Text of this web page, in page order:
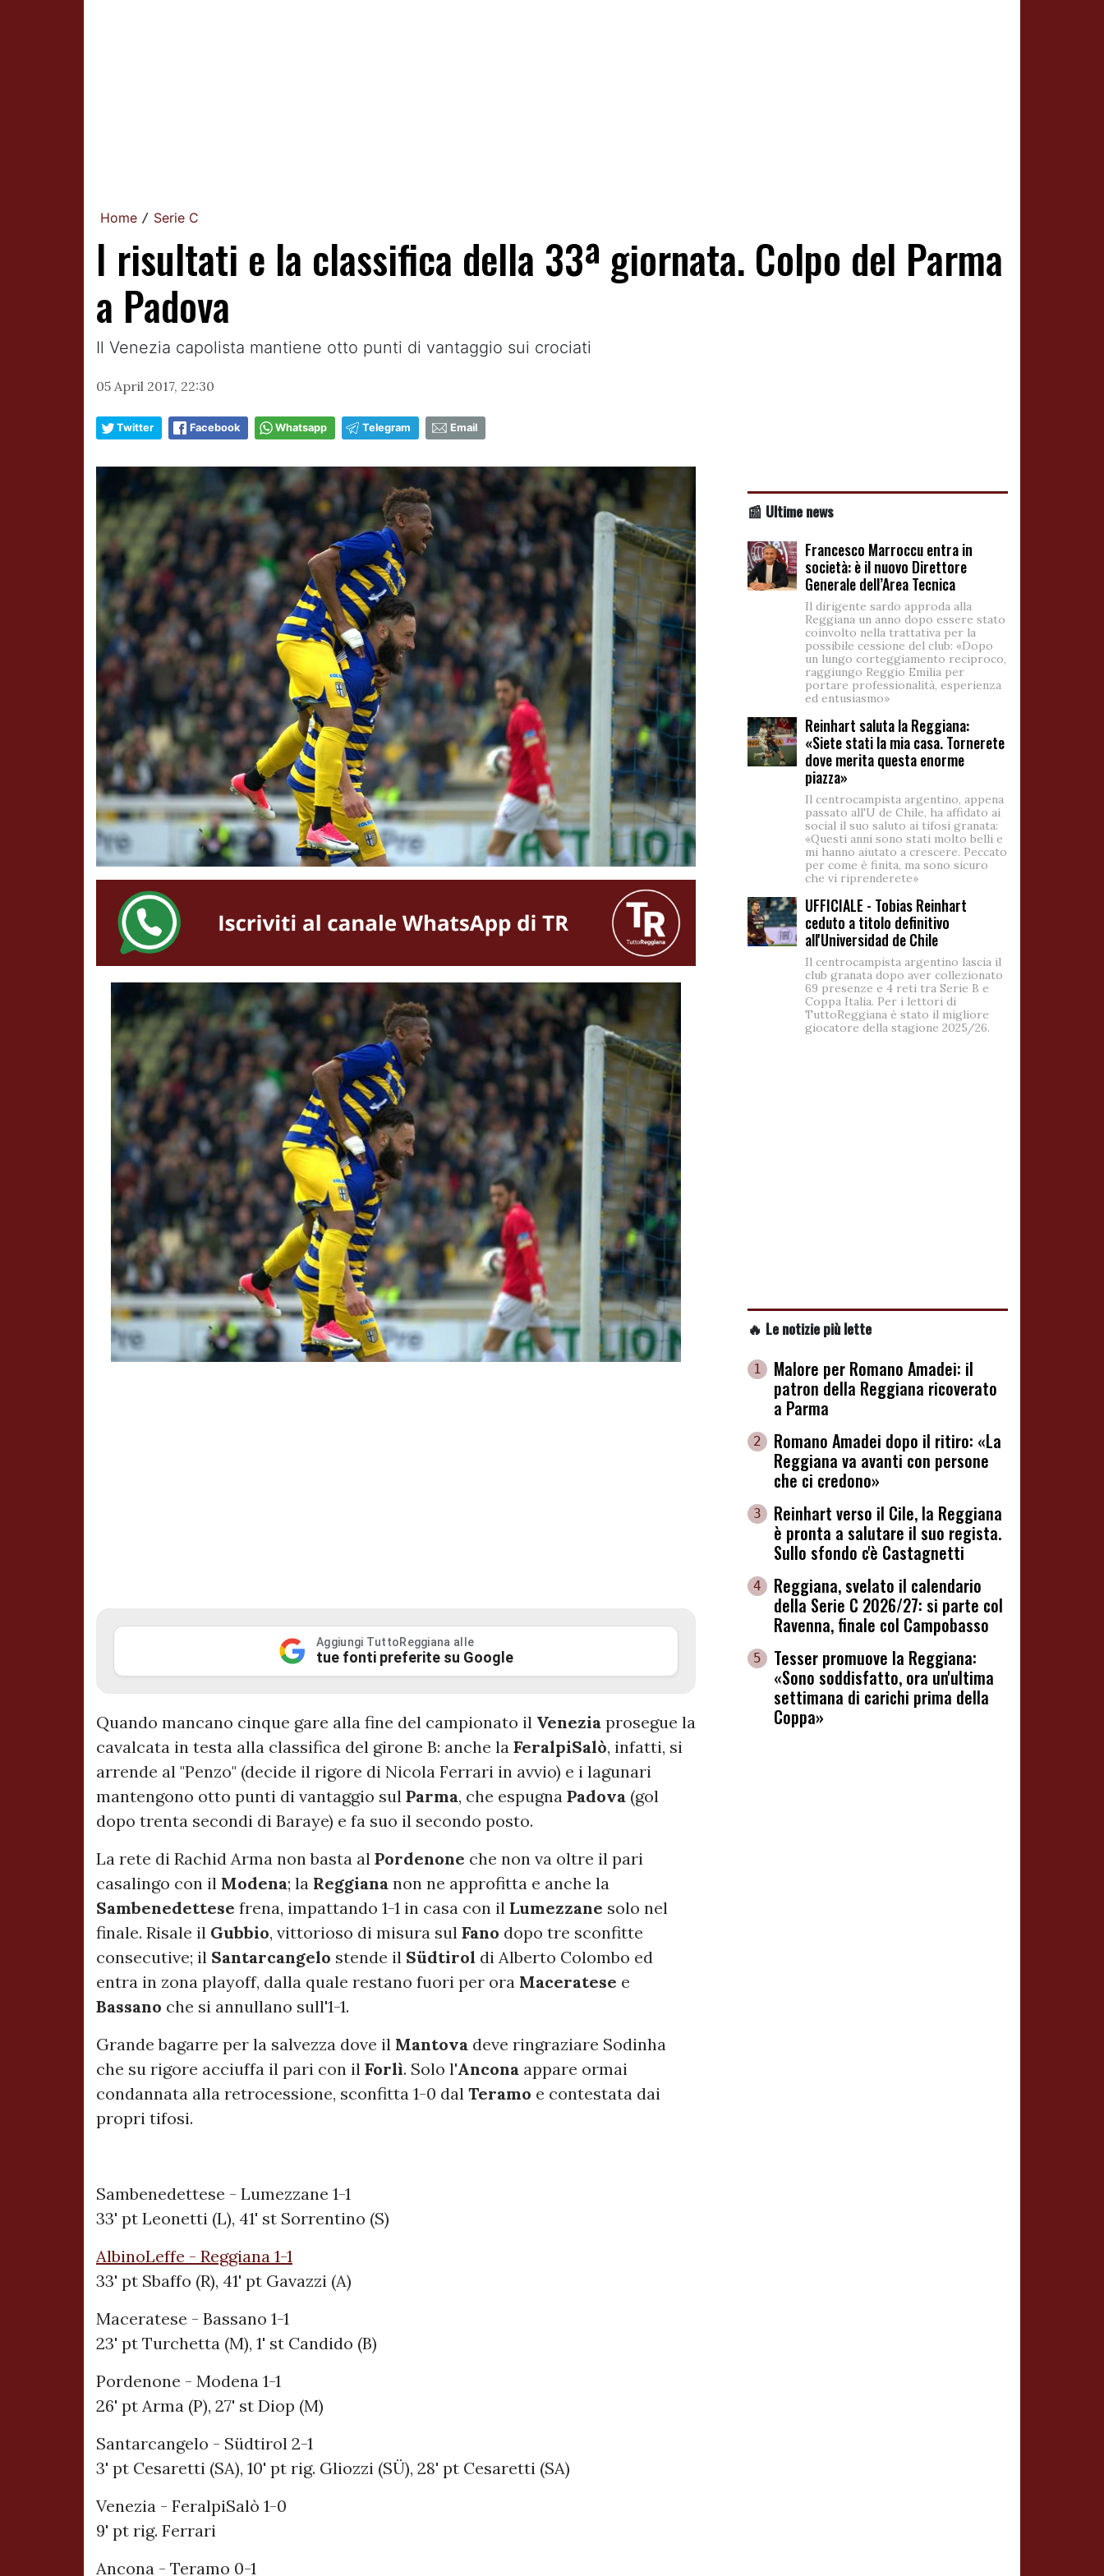
Home / Serie C
I risultati e la classifica della 33ª giornata. Colpo del Parma
a Padova
Il Venezia capolista mantiene otto punti di vantaggio sui crociati
05 April 2017, 22:30
Twitter Facebook Whatsapp Telegram Email
Aggiungi TuttoReggiana alle
tue fonti preferite su Google
Quando mancano cinque gare alla fine del campionato il Venezia prosegue la
cavalcata in testa alla classifica del girone B: anche la FeralpiSalò, infatti, si
arrende al "Penzo" (decide il rigore di Nicola Ferrari in avvio) e i lagunari
mantengono otto punti di vantaggio sul Parma, che espugna Padova (gol
dopo trenta secondi di Baraye) e fa suo il secondo posto.
La rete di Rachid Arma non basta al Pordenone che non va oltre il pari
casalingo con il Modena; la Reggiana non ne approfitta e anche la
Sambenedettese frena, impattando 1-1 in casa con il Lumezzane solo nel
finale. Risale il Gubbio, vittorioso di misura sul Fano dopo tre sconfitte
consecutive; il Santarcangelo stende il Südtirol di Alberto Colombo ed
entra in zona playoff, dalla quale restano fuori per ora Maceratese e
Bassano che si annullano sull'1-1.
Grande bagarre per la salvezza dove il Mantova deve ringraziare Sodinha
che su rigore acciuffa il pari con il Forlì. Solo l'Ancona appare ormai
condannata alla retrocessione, sconfitta 1-0 dal Teramo e contestata dai
propri tifosi.
Sambenedettese - Lumezzane 1-1
33' pt Leonetti (L), 41' st Sorrentino (S)
AlbinoLeffe - Reggiana 1-1
33' pt Sbaffo (R), 41' pt Gavazzi (A)
Maceratese - Bassano 1-1
23' pt Turchetta (M), 1' st Candido (B)
Pordenone - Modena 1-1
26' pt Arma (P), 27' st Diop (M)
Santarcangelo - Südtirol 2-1
3' pt Cesaretti (SA), 10' pt rig. Gliozzi (SÜ), 28' pt Cesaretti (SA)
Venezia - FeralpiSalò 1-0
9' pt rig. Ferrari
Ancona - Teramo 0-1
📰 Ultime news
Francesco Marroccu entra in
società: è il nuovo Direttore
Generale dell’Area Tecnica
Il dirigente sardo approda alla
Reggiana un anno dopo essere stato
coinvolto nella trattativa per la
possibile cessione del club: «Dopo
un lungo corteggiamento reciproco,
raggiungo Reggio Emilia per
portare professionalità, esperienza
ed entusiasmo»
Reinhart saluta la Reggiana:
«Siete stati la mia casa. Tornerete
dove merita questa enorme
piazza»
Il centrocampista argentino, appena
passato all'U de Chile, ha affidato ai
social il suo saluto ai tifosi granata:
«Questi anni sono stati molto belli e
mi hanno aiutato a crescere. Peccato
per come è finita, ma sono sicuro
che vi riprenderete»
UFFICIALE - Tobias Reinhart
ceduto a titolo definitivo
all'Universidad de Chile
Il centrocampista argentino lascia il
club granata dopo aver collezionato
69 presenze e 4 reti tra Serie B e
Coppa Italia. Per i lettori di
TuttoReggiana è stato il migliore
giocatore della stagione 2025/26.
🔥 Le notizie più lette
1
Malore per Romano Amadei: il
patron della Reggiana ricoverato
a Parma
2
Romano Amadei dopo il ritiro: «La
Reggiana va avanti con persone
che ci credono»
3
Reinhart verso il Cile, la Reggiana
è pronta a salutare il suo regista.
Sullo sfondo c'è Castagnetti
4
Reggiana, svelato il calendario
della Serie C 2026/27: si parte col
Ravenna, finale col Campobasso
5
Tesser promuove la Reggiana:
«Sono soddisfatto, ora un'ultima
settimana di carichi prima della
Coppa»